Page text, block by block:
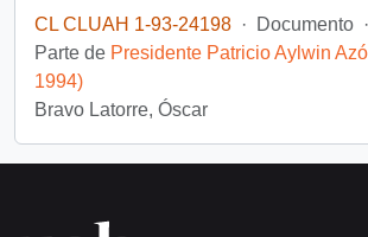
CL CLUAH 1-93-24198 · Documento ·
Parte de Presidente Patricio Aylwin
1994)
Bravo Latorre, Óscar